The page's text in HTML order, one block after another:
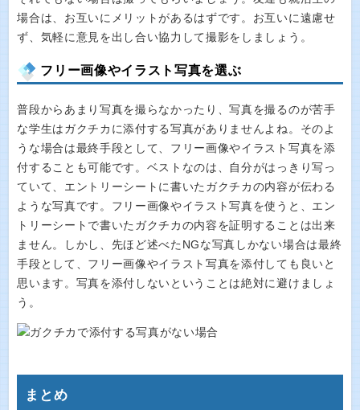
場合は、お互いにメリットがあるはずです。お互いに遠慮せ
ず、気軽に意見を出し合い協力して撮影をしましょう。
フリー画像やイラスト写真を選ぶ
普段からあまり写真を撮らなかったり、写真を撮るのが苦手
な学生はガクチカに添付する写真がありませんよね。そのよ
うな場合は最終手段として、フリー画像やイラスト写真を添
付することも可能です。ベストなのは、自分がはっきり写っ
ていて、エントリーシートに書いたガクチカの内容が伝わる
ような写真です。フリー画像やイラスト写真を使うと、エン
トリーシートで書いたガクチカの内容を証明することは出来
ません。しかし、先ほど述べたNGな写真しかない場合は最終
手段として、フリー画像やイラスト写真を添付しても良いと
思います。写真を添付しないということは絶対に避けましょ
う。
まとめ